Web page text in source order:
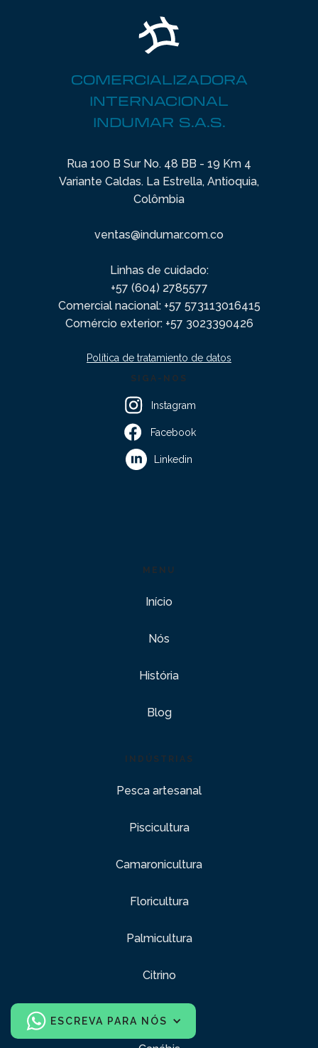
ESCREVA PARA NÓS
COMERCIALIZADORA
INTERNACIONAL
INDUMAR S.A.S.
Rua 100 B Sur No. 48 BB - 19 Km 4
Variante Caldas. La Estrella, Antioquia,
Colômbia
ventas@indumar.com.co
Linhas de cuidado:
+57 (604) 2785577
Comercial nacional: +57 573113016415
Comércio exterior: +57 3023390426
Política de tratamiento de datos
SIGA-NOS
Instagram
Facebook
Linkedin
MENU
Início
Nós
História
Blog
INDÚSTRIAS
Pesca artesanal
Piscicultura
Camaronicultura
Floricultura
Palmicultura
Citrino
Avicultura